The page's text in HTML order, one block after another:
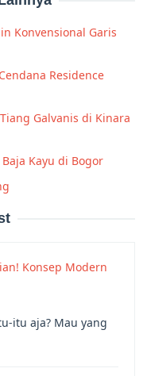
Konvensional Garis
Residence
Galvanis di Kinara
Kayu di Bogor
Konsep Modern
itu aja? Mau yang